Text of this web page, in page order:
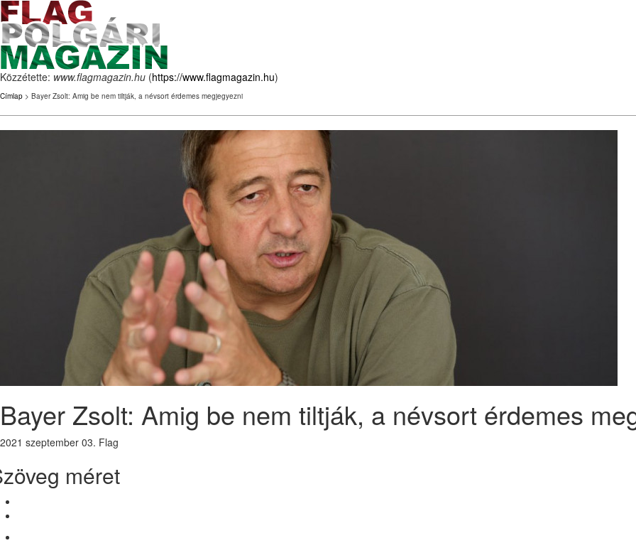
Közzétette: www.flagmagazin.hu (https://www.flagmagazin.hu)
Címlap > Bayer Zsolt: Amig be nem tiltják, a névsort érdemes megjegyezni
Bayer Zsolt: Amig be nem tiltják, a névsort érdemes
2021 szeptember 03. Flag
méret